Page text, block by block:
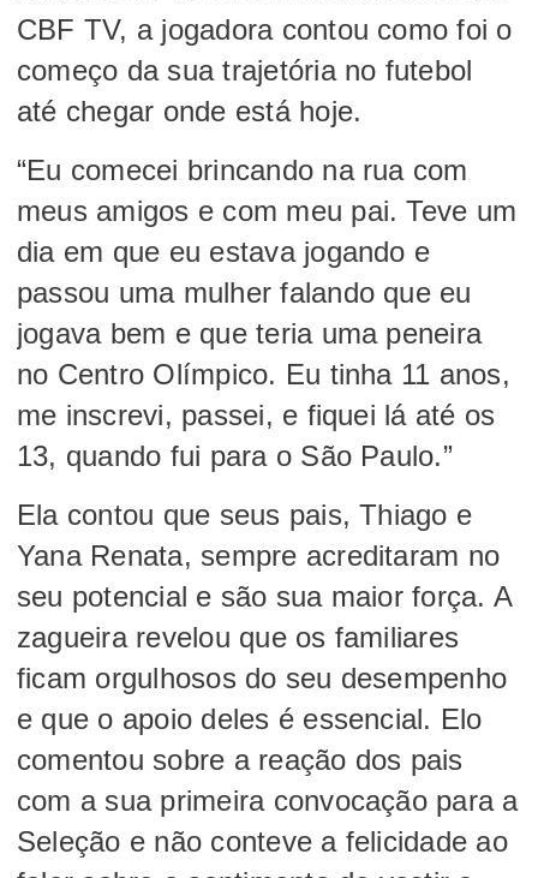
CBF TV, a jogadora contou como foi o
começo da sua trajetória no futebol
até chegar onde está hoje.
“Eu comecei brincando na rua com
meus amigos e com meu pai. Teve um
dia em que eu estava jogando e
passou uma mulher falando que eu
jogava bem e que teria uma peneira
no Centro Olímpico. Eu tinha 11 anos,
me inscrevi, passei, e fiquei lá até os
13, quando fui para o São Paulo.”
Ela contou que seus pais, Thiago e
Yana Renata, sempre acreditaram no
seu potencial e são sua maior força. A
zagueira revelou que os familiares
ficam orgulhosos do seu desempenho
e que o apoio deles é essencial. Elo
comentou sobre a reação dos pais
com a sua primeira convocação para a
Seleção e não conteve a felicidade ao